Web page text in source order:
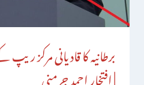
برطانیہ کا قادیانی مرکز
| افتخار احمد جرمنی